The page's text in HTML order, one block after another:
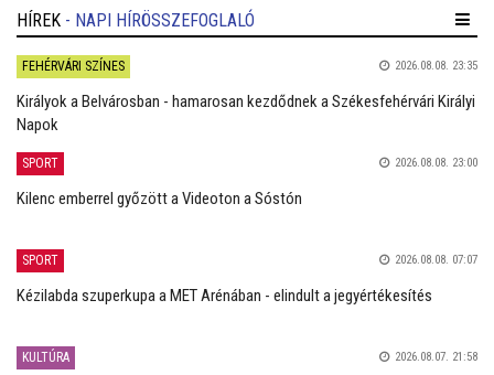
HÍREK - NAPI HÍRÖSSZEFOGLALÓ
FEHÉRVÁRI SZÍNES 2026.08.08. 23:35
Királyok a Belvárosban - hamarosan kezdődnek a Székesfehérvári Királyi
Napok
SPORT 2026.08.08. 23:00
Kilenc emberrel győzött a Videoton a Sóstón
SPORT 2026.08.08. 07:07
Kézilabda szuperkupa a MET Arénában - elindult a jegyértékesítés
KULTÚRA 2026.08.07. 21:58